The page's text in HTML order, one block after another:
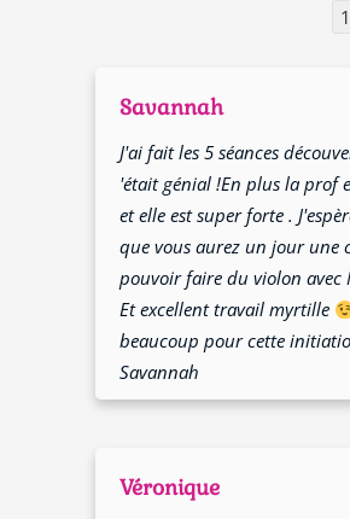
1
Savannah
J'ai fait les 5 séances
'était génial !En plus la prof
et elle est super forte .
que vous aurez un jour une
pouvoir faire du violon avec
Et excellent travail myrtille
beaucoup pour cette
Savannah
Véronique